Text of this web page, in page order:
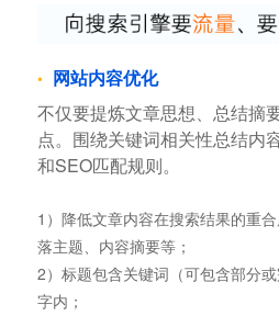
网站内容优化
不仅要提炼文章思想、总结摘
点。围绕关键词相关性总结内
和SEO匹配规则。
1）降低文章内容在搜索结果的重
落主题、内容摘要等；
2）标题包含关键词（可包含部分
字内；